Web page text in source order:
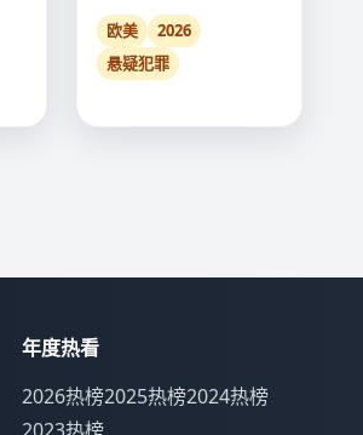
由虚假记忆构建的平行
人生。
欧美
2026
悬疑犯罪
年度热看
2026热榜2025热榜2024热榜